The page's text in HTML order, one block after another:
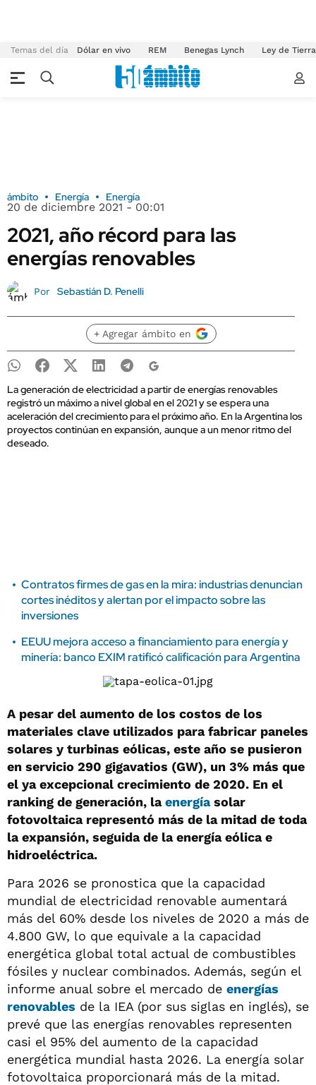
Temas del día Dólar en vivo REM Benegas Lynch Ley de
ámbito Energía Energía
20 de diciembre 2021 - 00:01
2021, año récord para las
energías renovables
Por Sebastián D. Penelli
+ Agregar ámbito en
La generación de electricidad a partir de energías renovables
registró un máximo a nivel global en el 2021 y se espera una
aceleración del crecimiento para el próximo año. En la Argentina los
proyectos continúan en expansión, aunque a un menor ritmo del
deseado.
Contratos firmes de gas en la mira: industrias denuncian
cortes inéditos y alertan por el impacto sobre las
inversiones
EEUU mejora acceso a financiamiento para energía y
minería: banco EXIM ratificó calificación para Argentina
A pesar del aumento de los costos de los
materiales clave utilizados para fabricar paneles
solares y turbinas eólicas, este año se pusieron
en servicio 290 gigavatios (GW), un 3% más que
el ya excepcional crecimiento de 2020. En el
ranking de generación, laenergíasolar
fotovoltaica representó más de la mitad de toda
la expansión, seguida de la energía eólica e
hidroeléctrica.
Para 2026 se pronostica que la capacidad
mundial de electricidad renovable aumentará
más del 60% desde los niveles de 2020 a más de
4.800 GW, lo que equivale a la capacidad
energética global total actual de combustibles
fósiles y nuclear combinados. Además, según el
informe anual sobre el mercado de energías
renovables de la IEA (por sus siglas en inglés), se
prevé que las energías renovables representen
casi el 95% del aumento de la capacidad
energética mundial hasta 2026. La energía solar
fotovoltaica proporcionará más de la mitad.